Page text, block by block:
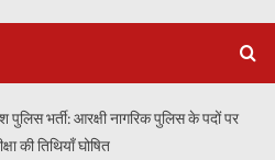
पुलिस भर्ती: आरक्षी नागरिक पुलिस के पदों पर
की तिथियाँ घोषित